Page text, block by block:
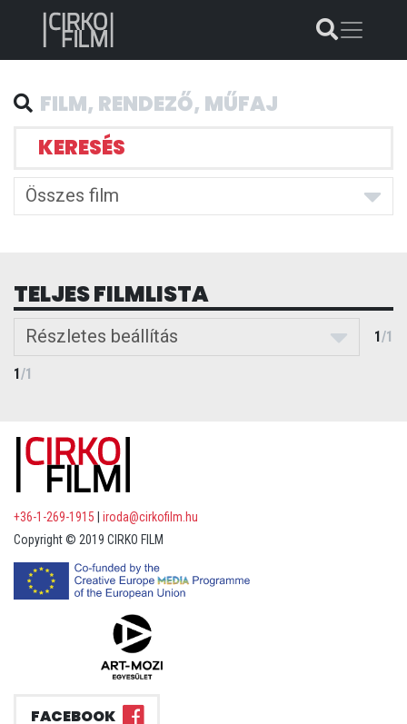
KERESÉS
Összes film
TELJES FILMLISTA
Részletes beállítás 1/1
1/1
+36-1-269-1915
iroda@cirkofilm.hu
Copyright © 2019 CIRKO FILM
FACEBOOK